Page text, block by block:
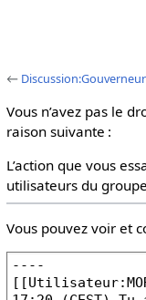
←
Vous n’avez pas le
raison suivante :
L’action que vous
utilisateurs du
Vous pouvez voir et